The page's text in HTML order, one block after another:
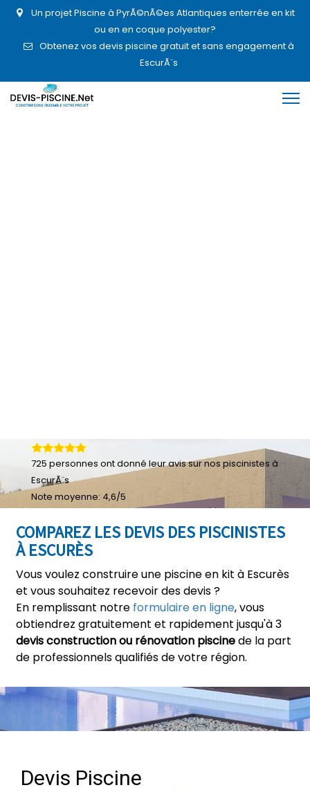
Un projet Piscine à PyrÃ©nÃ©es Atlantiques enterrée en kit
ou en en coque polyester?
Obtenez vos devis piscine gratuit et sans engagement à
EscurÃ¨s
COMPAREZ LES DEVIS DES PISCINISTES
À ESCURÈS
Vous voulez construire une piscine en kit à Escurès
et vous souhaitez recevoir des devis ?
En remplissant notre formulaire en ligne, vous
obtiendrez gratuitement et rapidement jusqu'à 3
devis construction ou rénovation piscinede la part
de professionnels qualifiés de votre région.
725 personnes ont donné leuravis sur nos piscinistes à
EscurÃ¨s
Note moyenne: 4,6/5
Devis Piscine